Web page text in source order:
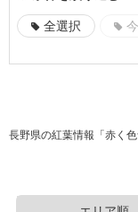
全選択
長野県の紅葉情報「赤く